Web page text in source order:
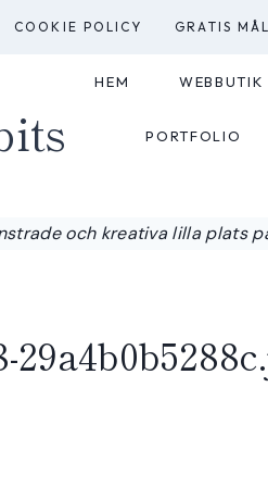
COOKIE POLICY GRATIS
HEM WEBBUTIK
PORTFOLIO
och kreativa lilla plats